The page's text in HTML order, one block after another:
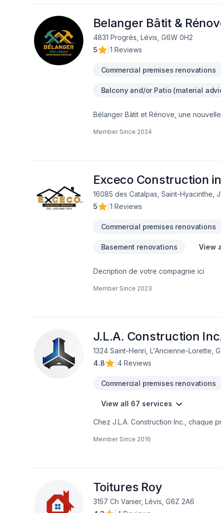
Belanger Bâtit &
4831 Progrès, Lévis, G6W 0H2
5
1 Reviews
Commercial premises renovations
Balcony and/or Patio (material
Bélanger Bâtit et Rénove, une
entrepreneurs et en réalisant divers projets de
à vos rêves et à réaliser vos projets
Member Since 2024
Exceco Construction
16085 des Catalpas, Saint-Hyacinthe,
5
1 Reviews
Commercial premises renovations
Basement renovations View
Decription de votre compagnie ici
Member Since 2023
J.L.A. Construction
1324 Saint-Henri, L'Ancienne-Lorette,
4.8
4 Reviews
Commercial premises renovations
View all 67 services
Chez J.L.A. Construction Inc., chaque
Fissures, Fondation, Garage,
centrée sur le client, nous proposons
Member Since 2016
Toitures Roy
3157 Ch Vanier, Lévis, G6Z 2A6